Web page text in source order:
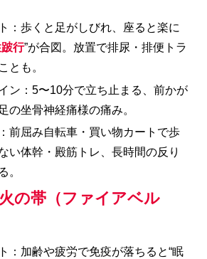
：歩くと足がしびれ、座ると楽に
行”が合図。放置で排尿・排便トラ
とも。
ン：5〜10分で立ち止まる、前かが
の坐骨神経痛様の痛み。
前屈み自転車・買い物カートで歩
い体幹・殿筋トレ、長時間の反り
。
火の帯（ファイアベル
：加齢や疲労で免疫が落ちると“眠